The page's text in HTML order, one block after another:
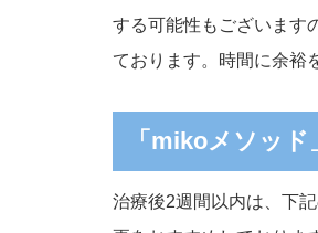
する可能性もございます
ております。時間に余裕
「mikoメソッ
治療後2週間以内は、下